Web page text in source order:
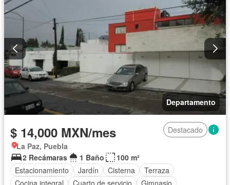
Departamento
$ 14,000 MXN/mes
Destacado
La Paz, Puebla
2 Recámaras
1 Baño
100 m²
Estacionamiento
Jardín Cisterna
Terraza
Cocina integral
Cuarto de servicio Gimnasio